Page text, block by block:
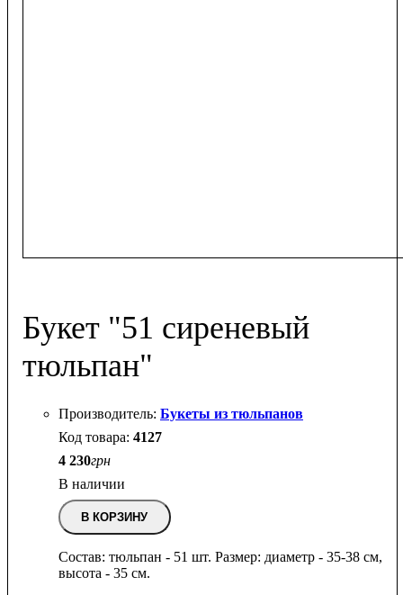
Букет "51 сиреневый
тюльпан"
Букеты из тюльпанов
4127
4 230грн
В наличии
В КОРЗИНУ
Состав: тюльпан - 51 шт. Размер: диаметр - 35-38 см,
высота - 35 см.